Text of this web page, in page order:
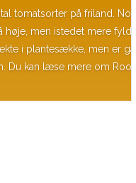
tomatsorter på friland.
høje, men istedet mere
i plantesække, men er
Du kan læse mere om